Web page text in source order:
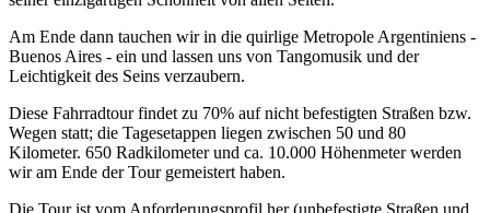
Am Ende dann tauchen wir in die quirlige Metropole Argentiniens -
Buenos Aires - ein und lassen uns von Tangomusik und der
Leichtigkeit des Seins verzaubern.
Diese Fahrradtour findet zu 70% auf nicht befestigten Straßen bzw.
Wegen statt; die Tagesetappen liegen zwischen 50 und 80
Kilometer. 650 Radkilometer und ca. 10.000 Höhenmeter werden
wir am Ende der Tour gemeistert haben.
Die Tour ist vom Anforderungsprofil her (unbefestigte Straßen und